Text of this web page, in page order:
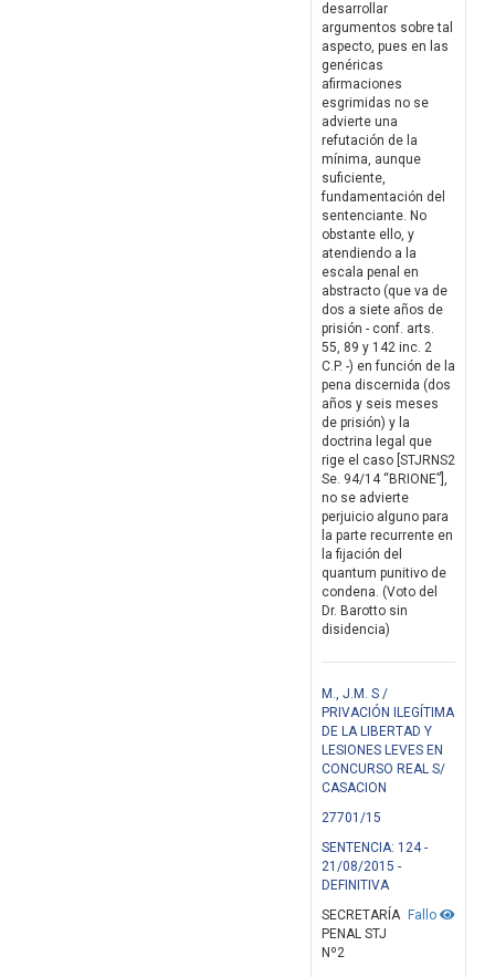
desarrollar
argumentos sobre tal
aspecto, pues en las
genéricas
afirmaciones
esgrimidas no se
advierte una
refutación de la
mínima, aunque
suficiente,
fundamentación del
sentenciante. No
obstante ello, y
atendiendo a la
escala penal en
abstracto (que va de
dos a siete años de
prisión - conf. arts.
55, 89 y 142 inc. 2
C.P. -) en función de la
pena discernida (dos
años y seis meses
de prisión) y la
doctrina legal que
rige el caso [STJRNS2
Se. 94/14 “BRIONE”],
no se advierte
perjuicio alguno para
la parte recurrente en
la fijación del
quantum punitivo de
condena. (Voto del
Dr. Barotto sin
disidencia)
M., J.M. S /
PRIVACIÓN ILEGÍTIMA
DE LA LIBERTAD Y
LESIONES LEVES EN
CONCURSO REAL S/
CASACION
27701/15
SENTENCIA: 124 -
21/08/2015 -
DEFINITIVA
Fallo
SECRETARÍA
PENAL STJ
Nº2